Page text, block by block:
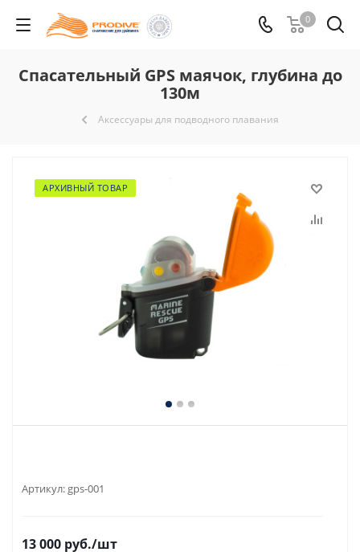
0
Спасательный GPS маячок, глубина до
130м
Аксессуары для подводного плавания
АРХИВНЫЙ ТОВАР
Артикул: gps-001
13 000 руб./шт